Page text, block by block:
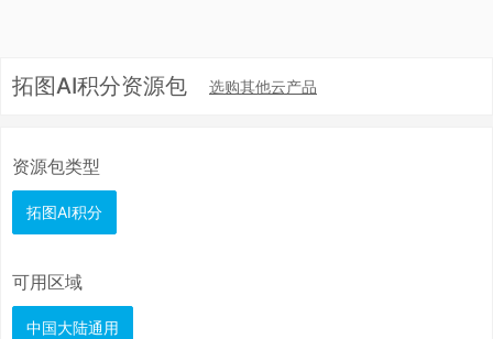
拓图AI积分资源包 选购其他云产品
资源包类型
拓图AI积分
可用区域
中国大陆通用